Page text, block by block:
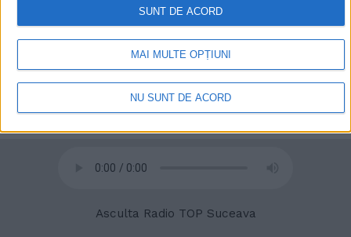
retrageți consimțământul în orice moment, revenind la acest site
și făcând clic pe butonul "Confidențialitate" din partea de jos a
paginii web.
MAI MULTE OPȚIUNI
NU SUNT DE ACORD
SUNT DE ACORD
Asculta Radio TOP Suceava